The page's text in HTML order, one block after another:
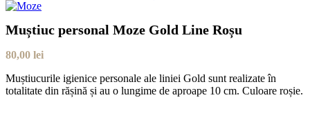
Muștiuc personal Moze Gold Line Roșu
80,00 lei
Muștiucurile igienice personale ale liniei Gold sunt realizate în
totalitate din rășină și au o lungime de aproape 10 cm. Culoare roșie.